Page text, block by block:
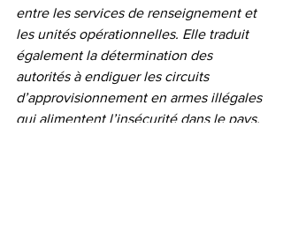
entre les services de renseignement et
les unités opérationnelles. Elle traduit
également la détermination des
autorités à endiguer les circuits
d’approvisionnement en armes illégales
qui alimentent l’insécurité dans le pays.